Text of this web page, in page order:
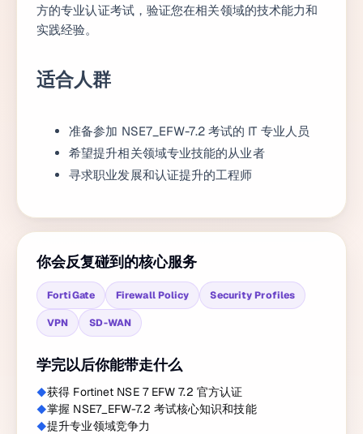
方的专业认证考试，验证您在相关领域的技术能力和
实践经验。
适合人群
准备参加 NSE7_EFW-7.2 考试的 IT 专业人员
希望提升相关领域专业技能的从业者
寻求职业发展和认证提升的工程师
你会反复碰到的核心服务
FortiGate Firewall Policy Security Profiles
VPN SD-WAN
学完以后你能带走什么
获得 Fortinet NSE 7 EFW 7.2 官方认证
掌握 NSE7_EFW-7.2 考试核心知识和技能
提升专业领域竞争力